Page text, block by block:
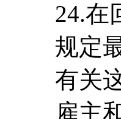
24.在
规定
有关
雇主